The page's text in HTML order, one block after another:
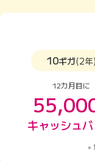
10ギガ(2年)
12カ月目に
キャッシュ